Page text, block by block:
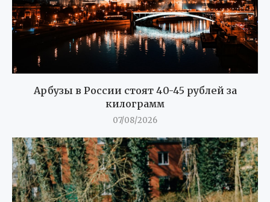
Арбузы в России стоят 40-45 рублей за
килограмм
07/08/2026